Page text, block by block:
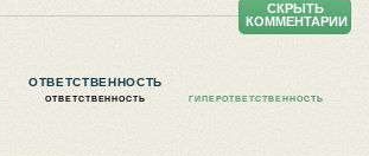
СКРЫТЬ
КОММЕНТАРИИ
ОТВЕТСТВЕННОСТЬ
ОТВЕТСТВЕННОСТЬ ГИПЕРОТВЕТСТВЕННОСТЬ